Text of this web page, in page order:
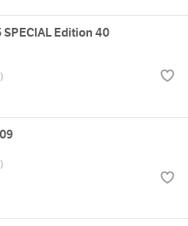
SPECIAL Edition 40